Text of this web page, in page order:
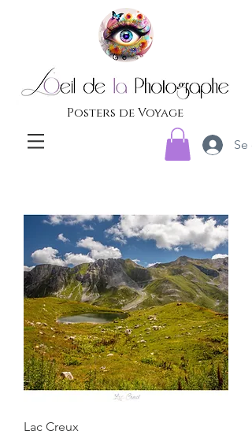
Posters de Voyage
Se
Lac Creux